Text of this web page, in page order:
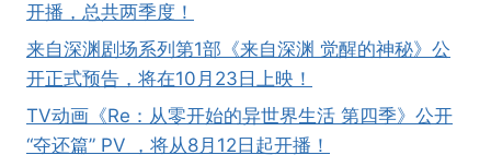
开播，总共两季度！
来自深渊剧场系列第1部《来自深渊 觉醒的神秘》公
开正式预告，将在10月23日上映！
TV动画《Re：从零开始的异世界生活 第四季》公开
“夺还篇” PV ，将从8月12日起开播！